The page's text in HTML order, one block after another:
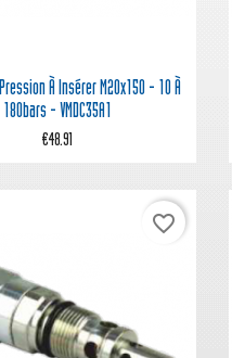
Quick view
À Insérer M20x150 - 10 À
180bars - VMDC35A1
€48.91
favorite_border